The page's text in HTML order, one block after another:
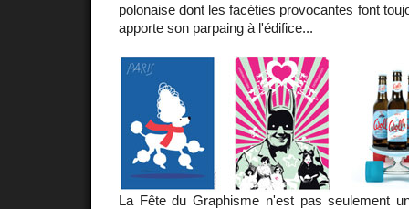
polonaise dont les facéties provocantes font
apporte son parpaing à l'édifice...
La Fête du Graphisme n'est pas seulement